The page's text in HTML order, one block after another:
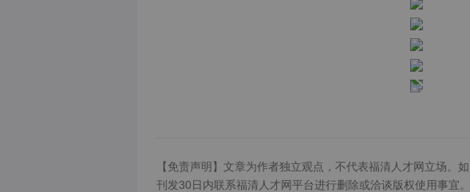
【免责声明】文章为作者独立观点，不代表福清人才网立场。
刊发30日内联系福清人才网平台进行删除或洽谈版权使用事宜